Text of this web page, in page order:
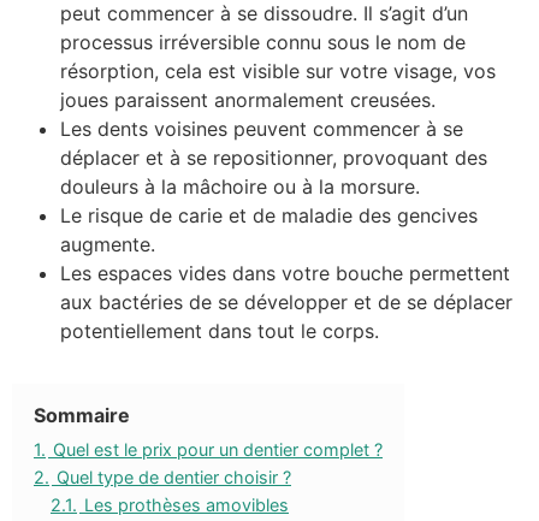
peut commencer à se dissoudre. Il s’agit d’un
processus irréversible connu sous le nom de
résorption, cela est visible sur votre visage, vos
joues paraissent anormalement creusées.
Les dents voisines peuvent commencer à se
déplacer et à se repositionner, provoquant des
douleurs à la mâchoire ou à la morsure.
Le risque de carie et de maladie des gencives
augmente.
Les espaces vides dans votre bouche permettent
aux bactéries de se développer et de se déplacer
potentiellement dans tout le corps.
Sommaire
1. Quel est le prix pour un dentier complet ?
2. Quel type de dentier choisir ?
2.1. Les prothèses amovibles